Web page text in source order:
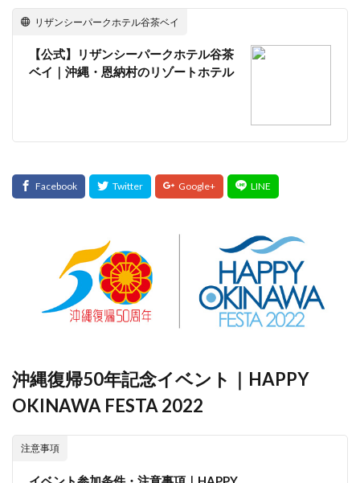
リザンシーパークホテル谷茶ベイ
【公式】リザンシーパークホテル谷茶
ベイ｜沖縄・恩納村のリゾートホテル
沖縄復帰50年記念イベント｜HAPPY
OKINAWA FESTA 2022
注意事項